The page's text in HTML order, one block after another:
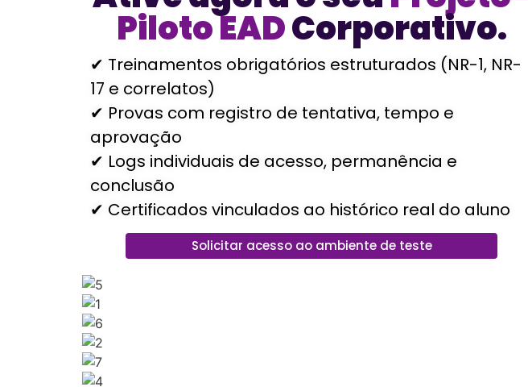
Piloto EADCorporativo.
✔ Treinamentos obrigatórios estruturados (NR-1, NR-
17 e correlatos)
✔ Provas com registro de tentativa, tempo e
aprovação
✔ Logs individuais de acesso, permanência e
conclusão
✔ Certificados vinculados ao histórico real do aluno
Solicitar acesso ao ambiente de teste